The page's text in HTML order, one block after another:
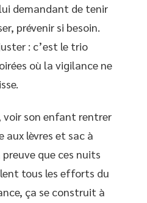
demandant de tenir
prévenir si besoin.
: c’est le trio
où la vigilance ne
son enfant rentrer
aux lèvres et sac à
que ces nuits
tous les efforts du
ça se construit à